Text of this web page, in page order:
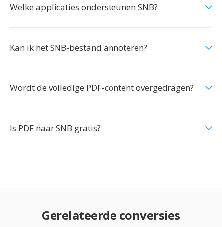
Welke applicaties ondersteunen SNB?
Kan ik het SNB-bestand annoteren?
Wordt de volledige PDF-content overgedragen?
Is PDF naar SNB gratis?
Gerelateerde conversies